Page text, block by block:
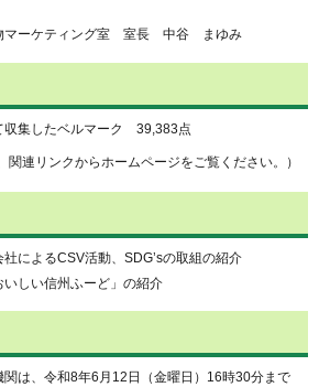
ーケティング室 室長 中谷 まゆみ
収集したベルマーク 39,383点
連リンクからホームページをご覧ください。）
によるCSV活動、SDG’sの取組の紹介
しい信州ふーど」の紹介
関は、令和8年6月12日（金曜日）16時30分まで